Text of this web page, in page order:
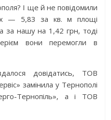
І ще й не повідомили
— 5,83 за кв. м площі
за нашу на 1,42 грн, тоді
вони перемогли в
довідатись, ТОВ
замінила у Тернополі
Тернопіль», а і ТОВ